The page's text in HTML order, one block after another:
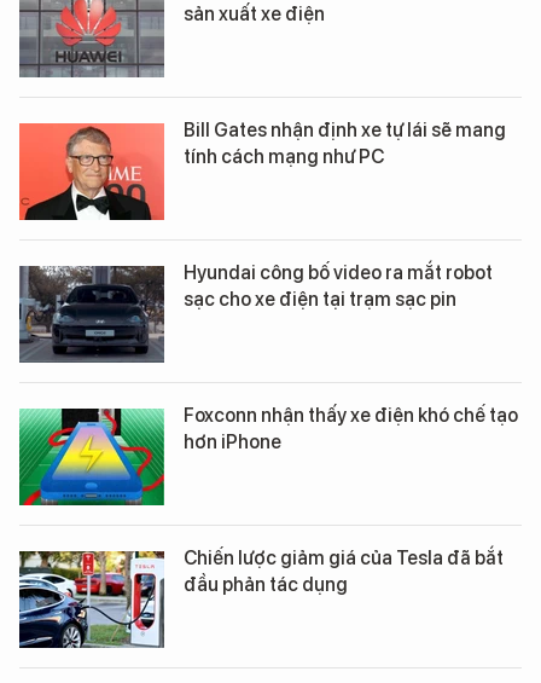
sản xuất xe điện
Bill Gates nhận định xe tự lái sẽ mang
tính cách mạng như PC
Hyundai công bố video ra mắt robot
sạc cho xe điện tại trạm sạc pin
Foxconn nhận thấy xe điện khó chế tạo
hơn iPhone
Chiến lược giảm giá của Tesla đã bắt
đầu phản tác dụng